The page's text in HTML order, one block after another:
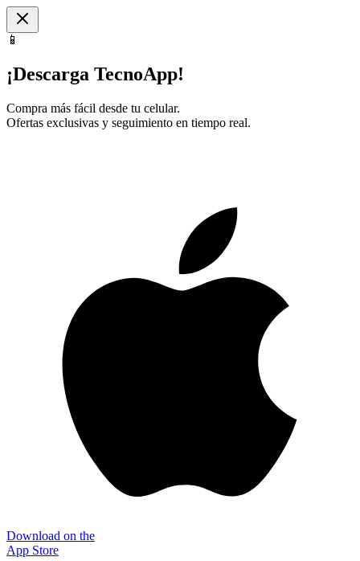
📱
¡Descarga TecnoApp!
Compra más fácil desde tu celular.
Ofertas exclusivas y seguimiento en tiempo real.
Download on the
App Store